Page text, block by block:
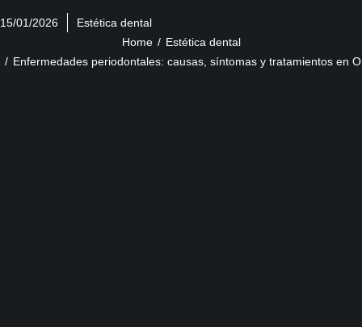
15/01/2026 Estética dental
Home
Estética dental
Enfermedades periodontales: causas, síntomas y tratamientos en